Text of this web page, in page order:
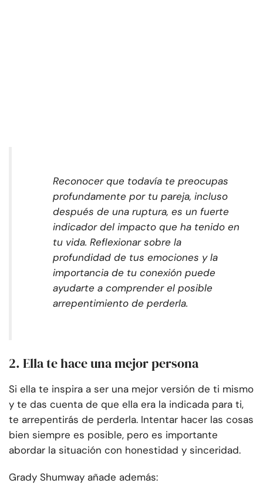
Reconocer que todavía te preocupas
profundamente por tu pareja, incluso
después de una ruptura, es un fuerte
indicador del impacto que ha tenido en
tu vida. Reflexionar sobre la
profundidad de tus emociones y la
importancia de tu conexión puede
ayudarte a comprender el posible
arrepentimiento de perderla.
2. Ella te hace una mejor persona
Si ella te inspira a ser una mejor versión de ti mismo
y te das cuenta de que ella era la indicada para ti,
te arrepentirás de perderla. Intentar hacer las cosas
bien siempre es posible, pero es importante
abordar la situación con honestidad y sinceridad.
Grady Shumway añade además: